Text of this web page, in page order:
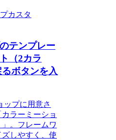
カスタ
テンプレー
（2カラ
ボタンを入
ップに用意さ
ラーミーショ
。フレームワ
しやすく、使